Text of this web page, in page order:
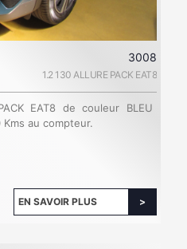
3008
1.2 130 ALLURE PACK EAT8
EAT8 de couleur BLEU
Kms au compteur.
EN SAVOIR PLUS